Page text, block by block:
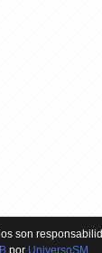
son
por UniversoSM